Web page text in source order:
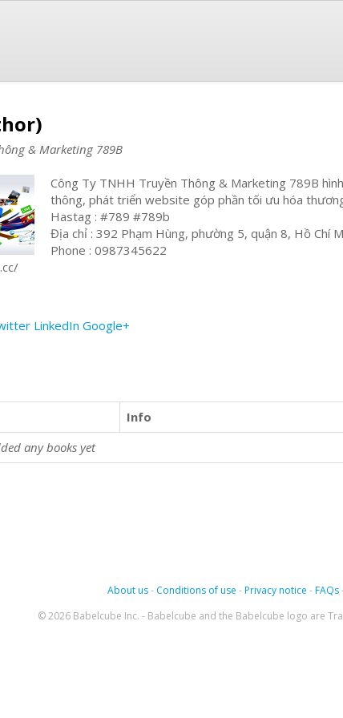
& Marketing 789B
Công Ty TNHH Truyền Thông & Marketing 789B
thông, phát triển website góp phần tối ưu hóa
Hastag : #789 #789b
Địa chỉ : 392 Phạm Hùng, phường 5, quận 8, Hồ Chí
Phone : 0987345622
LinkedIn Google+
Info
any books yet
About us- Conditions of use -Privacy notice -FAQs
© 2026 Babelcube Inc. - Babelcube and the Babelcube logo are